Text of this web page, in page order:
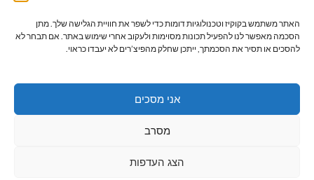
האתר משתמש בקוקיז וטכנולוגיות דומות כדי לשפר את חוויית הגלישה שלך. מתן
הסכמה מאפשר לנו להפעיל תכונות מסוימות ולעקוב אחרי שימוש באתר. אם תבחר לא
להסכים או תסיר את הסכמתך, ייתכן שחלק מהפיצ’רים לא יעבדו כראוי.
אני מסכים
מסרב
הצג העדפות